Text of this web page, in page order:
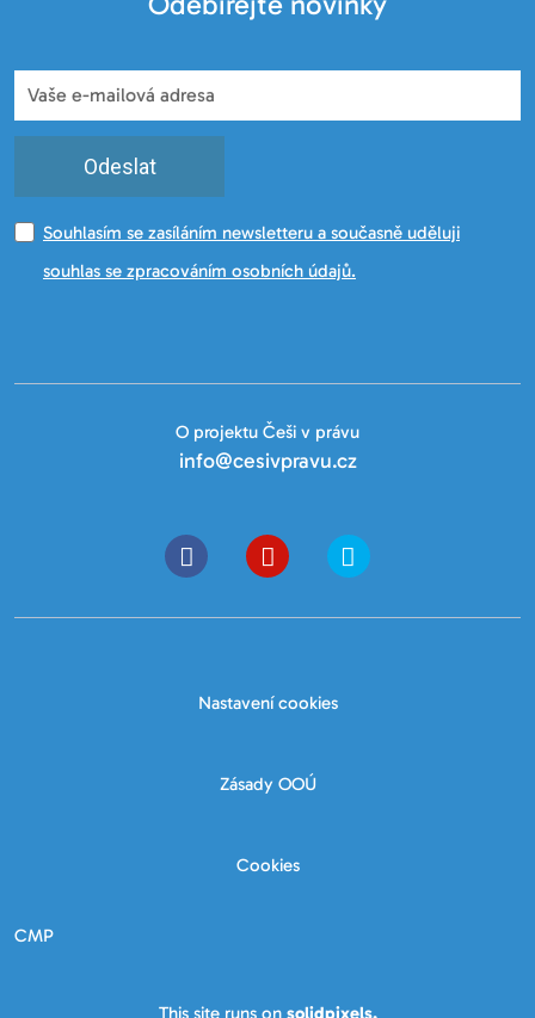
Odeslat
Souhlasím se zasíláním newsletteru a současně uděluji
souhlas se zpracováním osobních údajů.
O projektu Češi v právu
info@cesivpravu.cz
Nastavení cookies
Zásady OOÚ
Cookies
CMP
This site runs on solidpixels.